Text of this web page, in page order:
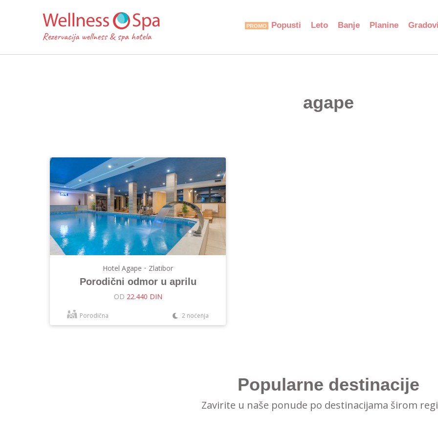
Popusti Leto Banje Planine
agape
Hotel Agape - Zlatibor
Porodični odmor u aprilu
OD 22.440 DIN
Porodična 2 noćenja
Popularne destinacije
Zavirite u naše ponude po destinacijama širom